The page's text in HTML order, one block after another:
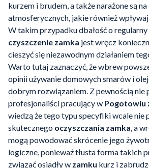
kurzem i brudem, a także narażone są
atmosferycznych, jakie również
W takim przypadku dbałość o regularny
czyszczenie zamka jest wręcz
cieszyć się niezawodnym działaniem
Warto tutaj zaznaczyć, że wbrew
opinii używanie domowych smarów i
dobrym rozwiązaniem. Z pewnością nie
profesjonaliści pracujący w Pogotowiu
wiedzą że tego typu specyfiki wcale nie
skutecznego oczyszczania zamka, a
mogą powodować skrócenie jego
logiczne, ponieważ tłusta forma takich
związać osiadły w zamku kurz i